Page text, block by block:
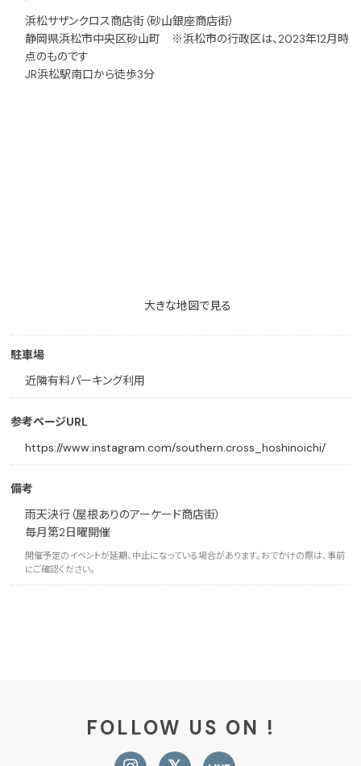
浜松サザンクロス商店街（砂山銀座商店街）
静岡県浜松市中央区砂山町 ※浜松市の行政区は、2023年12月時
点のものです
JR浜松駅南口から徒歩3分
大きな地図で見る
駐車場
近隣有料パーキング利用
参考ページURL
https://www.instagram.com/southern.cross_hoshinoichi/
備考
雨天決行（屋根ありのアーケード商店街）
毎月第2日曜開催
開催予定のイベントが延期、中止になっている場合があります。おでかけの際は、事前
にご確認ください。
FOLLOW US ON !